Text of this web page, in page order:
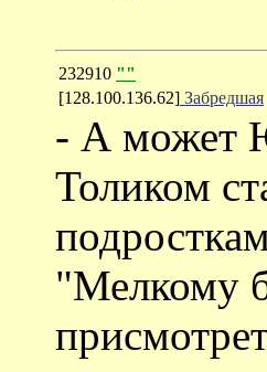
232910 ""
[128.100.136.62] Забредшая
- А может
Толиком
"Мелкому